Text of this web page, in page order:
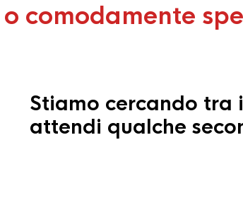
comodamente
Stiamo cercando tra
attendi qualche